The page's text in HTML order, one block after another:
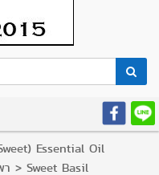
Essential Oil
า > Sweet Basil